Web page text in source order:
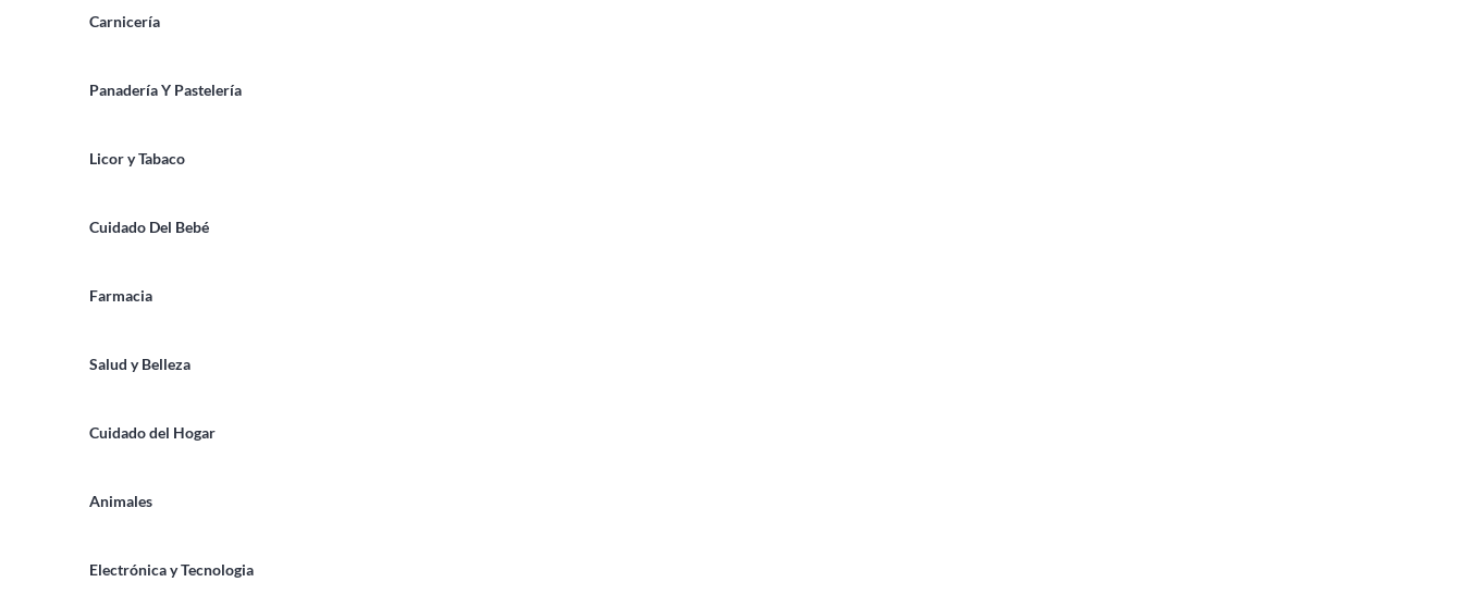
Carnicería
Panadería Y Pastelería
Licor y Tabaco
Cuidado Del Bebé
Farmacia
Salud y Belleza
Cuidado del Hogar
Animales
Electrónica y Tecnologia